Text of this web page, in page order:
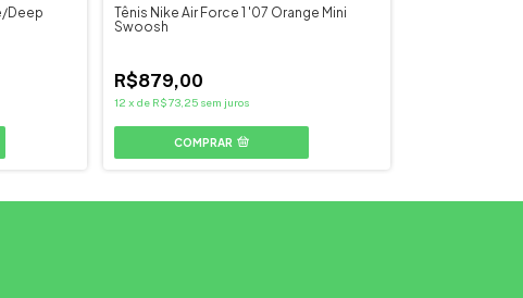
Deep
Tênis Nike Air Force 1 '07 Orange Mini
Swoosh
R$879,00
12 x de R$73,25 sem juros
COMPRAR